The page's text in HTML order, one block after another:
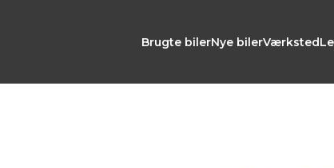
Brugte bilerNye bilerVærksted